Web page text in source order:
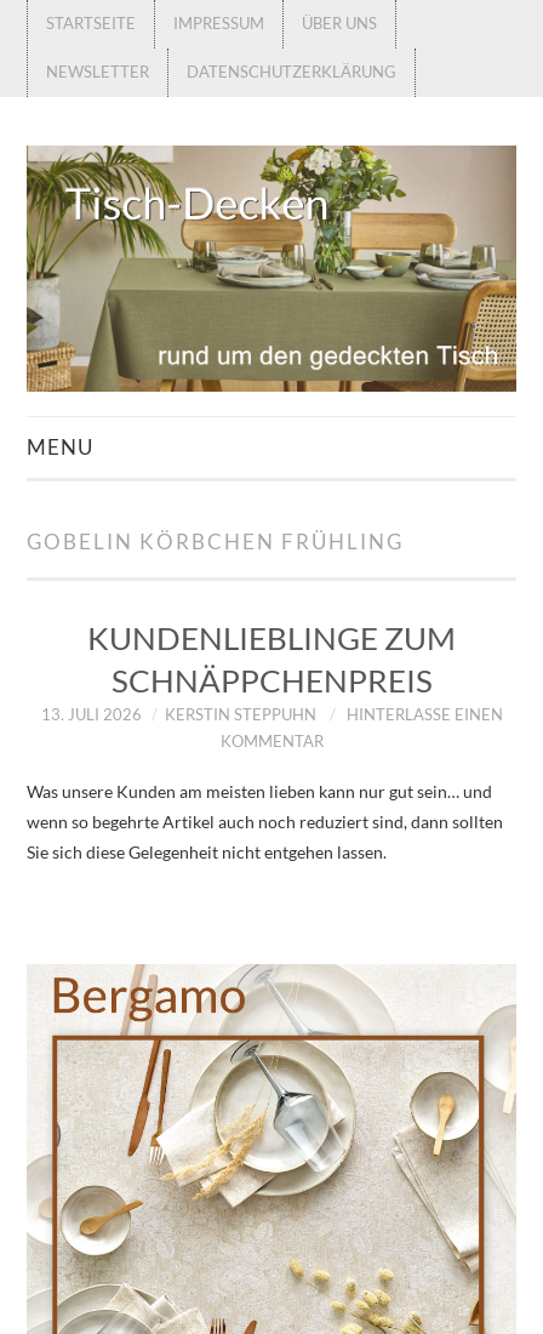
STARTSEITE IMPRESSUM ÜBER UNS
NEWSLETTER DATENSCHUTZERKLÄRUNG
MENU
ÜBER UNS
ZUM SHOP
DATENSCHUTZERKLÄRUNG
GOBELIN KÖRBCHEN FRÜHLING
KUNDENLIEBLINGE ZUM
SCHNÄPPCHENPREIS
13. JULI 2026 KERSTIN STEPPUHN
HINTERLASSE EINEN
KOMMENTAR
Was unsere Kunden am meisten lieben kann nur gut sein… und
wenn so begehrte Artikel auch noch reduziert sind, dann sollten
Sie sich diese Gelegenheit nicht entgehen lassen.